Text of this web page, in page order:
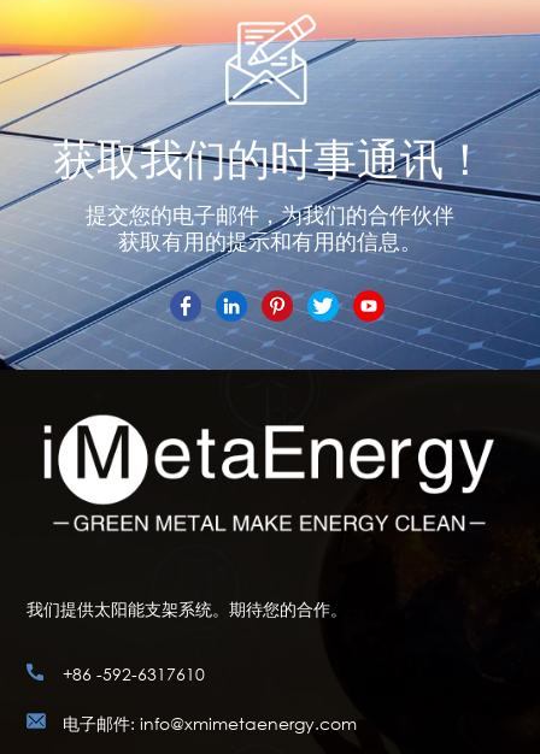
了解更多
了解更多
获取我们的时事通讯！
提交您的电子邮件，为我们的合作伙伴
获取有用的提示和有用的信息。
我们提供太阳能支架系统。期待您的合作。
+86 -592-6317610
电子邮件: info@xmimetaenergy.com